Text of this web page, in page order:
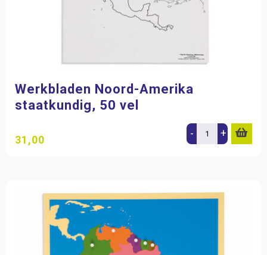
Werkbladen Noord-Amerika
staatkundig, 50 vel
31,00 - +